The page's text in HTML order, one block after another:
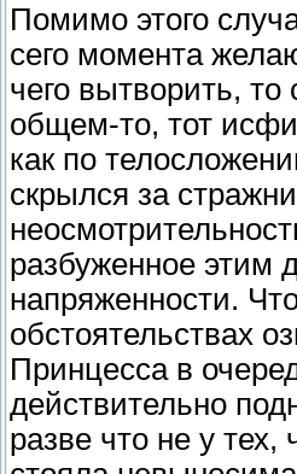
Помимо этого
сего момента
чего вытворить, то
общем-то, тот
как по
скрылся за
разбуженное этим
напряженности.
обстоятельствах
Принцесса в
действительно
разве что не у